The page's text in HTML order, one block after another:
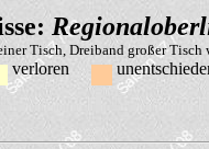
Tisch, Dreiband großer Tisch
verloren